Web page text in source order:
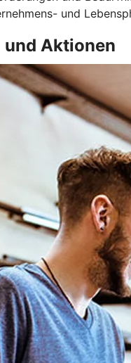
und
und Aktionen